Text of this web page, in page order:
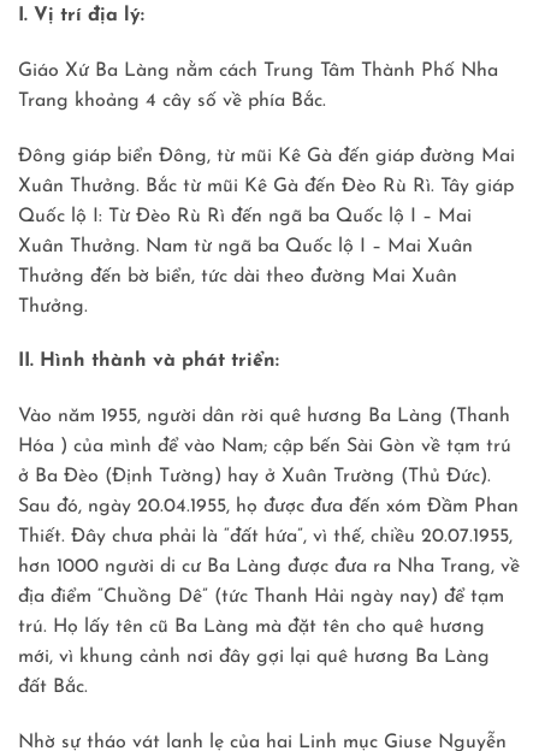
I. Vị trí địa lý:
Giáo Xứ Ba Làng nằm cách Trung Tâm Thành Phố Nha
Trang khoảng 4 cây số về phía Bắc.
Ðông giáp biển Ðông, từ mũi Kê Gà đến giáp đường Mai
Xuân Thưởng. Bắc từ mũi Kê Gà đến Ðèo Rù Rì. Tây giáp
Quốc lộ I: Từ Ðèo Rù Rì đến ngã ba Quốc lộ I – Mai
Xuân Thưởng. Nam từ ngã ba Quốc lộ I – Mai Xuân
Thưởng đến bờ biển, tức dài theo đường Mai Xuân
Thưởng.
II. Hình thành và phát triển:
Vào năm 1955, người dân rời quê hương Ba Làng (Thanh
Hóa ) của mình để vào Nam; cập bến Sài Gòn về tạm trú
ở Ba Ðèo (Định Tường) hay ở Xuân Trường (Thủ Đức).
Sau đó, ngày 20.04.1955, họ được đưa đến xóm Ðầm Phan
Thiết. Đây chưa phải là “đất hứa”, vì thế, chiều 20.07.1955,
hơn 1000 người di cư Ba Làng được đưa ra Nha Trang, về
địa điểm “Chuồng Dê” (tức Thanh Hải ngày nay) để tạm
trú. Họ lấy tên cũ Ba Làng mà đặt tên cho quê hương
mới, vì khung cảnh nơi đây gợi lại quê hương Ba Làng
đất Bắc.
Nhờ sự tháo vát lanh lẹ của hai Linh mục Giuse Nguyễn